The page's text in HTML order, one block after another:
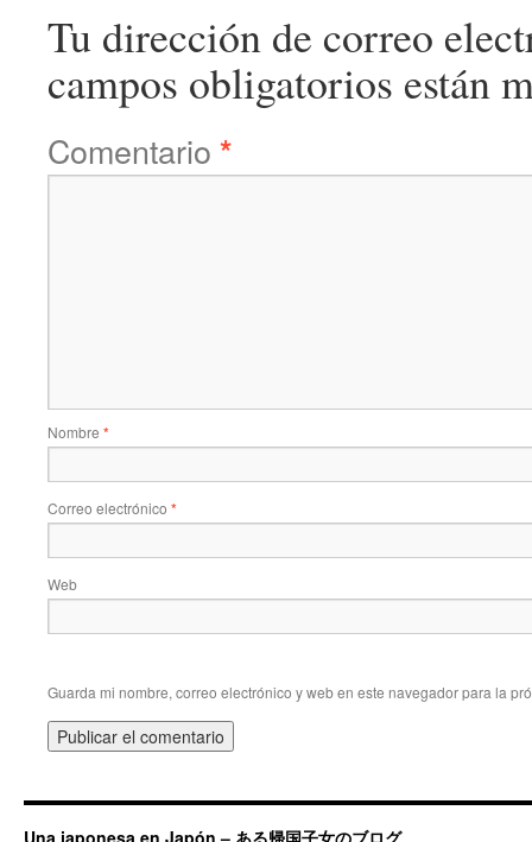
Tu dirección de correo
campos obligatorios están
Comentario *
Nombre *
Correo electrónico *
Web
Guarda mi nombre, correo electrónico y web en este navegador para la
Una japonesa en Japón – ある帰国子女のブログ